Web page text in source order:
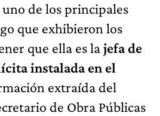
de los principales
que exhibieron los
que ella es lajefa de
instalada en el
extraída del
de Obra Públicas